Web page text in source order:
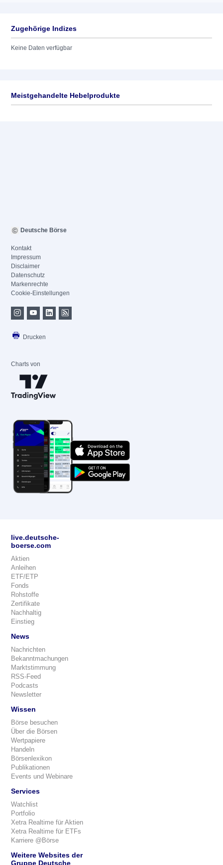
Zugehörige Indizes
Keine Daten verfügbar
Meistgehandelte Hebelprodukte
Deutsche Börse
Kontakt
Impressum
Disclaimer
Datenschutz
Markenrechte
Cookie-Einstellungen
Drucken
Charts von
live.deutsche-
boerse.com
Aktien
Anleihen
ETF/ETP
Fonds
Rohstoffe
Zertifikate
Nachhaltig
Einstieg
News
Nachrichten
Bekanntmachungen
Marktstimmung
RSS-Feed
Podcasts
Newsletter
Wissen
Börse besuchen
Über die Börsen
Wertpapiere
Handeln
Börsenlexikon
Publikationen
Events und Webinare
Services
Watchlist
Portfolio
Xetra Realtime für Aktien
Xetra Realtime für ETFs
Karriere @Börse
Weitere Websites der
Gruppe Deutsche